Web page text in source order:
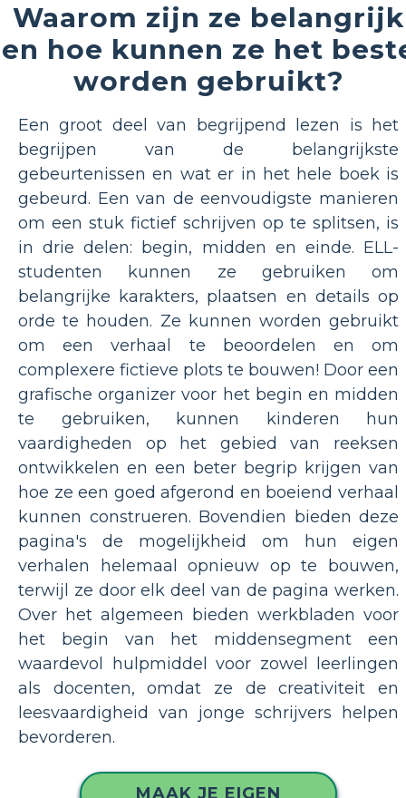
Waarom zijn ze belangrijk
en hoe kunnen ze het
worden gebruikt?
Een groot deel van begrijpend lezen is het
begrijpen van de belangrijkste
gebeurtenissen en wat er in het hele boek is
gebeurd. Een van de eenvoudigste manieren
om een ​​stuk fictief schrijven op te splitsen, is
in drie delen: begin, midden en einde. ELL-
studenten kunnen ze gebruiken om
belangrijke karakters, plaatsen en details op
orde te houden. Ze kunnen worden gebruikt
om een ​​verhaal te beoordelen en om
complexere fictieve plots te bouwen! Door een
grafische organizer voor het begin en midden
te gebruiken, kunnen kinderen hun
vaardigheden op het gebied van reeksen
ontwikkelen en een beter begrip krijgen van
hoe ze een goed afgerond en boeiend verhaal
kunnen construeren. Bovendien bieden deze
pagina's de mogelijkheid om hun eigen
verhalen helemaal opnieuw op te bouwen,
terwijl ze door elk deel van de pagina werken.
Over het algemeen bieden werkbladen voor
het begin van het middensegment een
waardevol hulpmiddel voor zowel leerlingen
als docenten, omdat ze de creativiteit en
leesvaardigheid van jonge schrijvers helpen
bevorderen.
MAAK JE EIGEN